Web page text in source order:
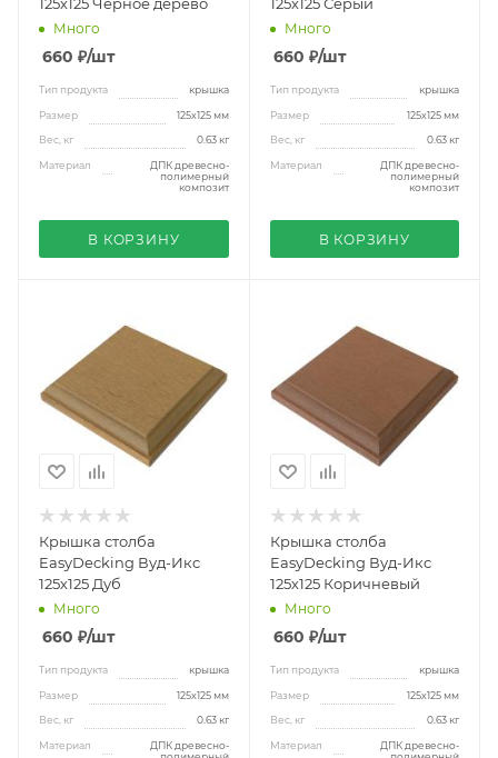
Много
660 ₽/шт
Тип продукта крышка
Размер 125х125 мм
Вес, кг 0.63 кг
Материал
ДПК древесно-
полимерный
композит
В КОРЗИНУ
Много
660 ₽/шт
Тип продукта крышка
Размер 125х125 мм
Вес, кг 0.63 кг
Материал
ДПК древесно-
полимерный
композит
В КОРЗИНУ
Крышка столба
EasyDecking Вуд-Икс
125х125 Дуб
Много
660 ₽/шт
Тип продукта крышка
Размер 125х125 мм
Вес, кг 0.63 кг
Материал
ДПК древесно-
Крышка столба
EasyDecking Вуд-Икс
125х125 Коричневый
Много
660 ₽/шт
Тип продукта крышка
Размер 125х125 мм
Вес, кг 0.63 кг
Материал
ДПК древесно-